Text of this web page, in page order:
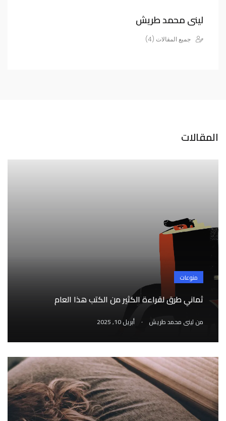
لينى محمد طريش
جميع المقالات (4)
المقالات
منوعات
ثماني طرق لقراءة الكثير من الكتب هذا العام
من لينى محمد طريش . أبريل 10, 2025